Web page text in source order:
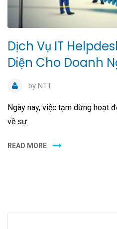
Dịch Vụ IT
Diện Cho Doanh
by NTT
Ngày nay, việc tạm dừng hoạt
về sự
READ MORE